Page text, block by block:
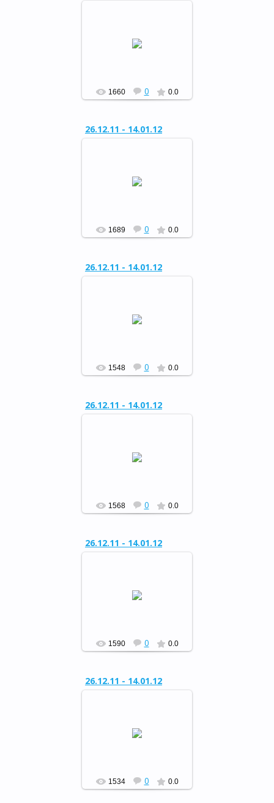
«Сохраним живую ель»
1660 0 0.0
26.12.11 - 14.01.12
«Сохраним живую ель»
1689 0 0.0
26.12.11 - 14.01.12
«Сохраним живую ель»
1548 0 0.0
26.12.11 - 14.01.12
«Сохраним живую ель»
1568 0 0.0
26.12.11 - 14.01.12
«Сохраним живую ель»
1590 0 0.0
26.12.11 - 14.01.12
«Сохраним живую ель»
1534 0 0.0